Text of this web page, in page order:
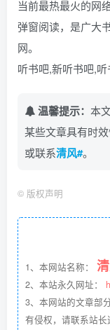
当前最热最火的网
弹窗阅读，是广大
网。
听书吧,新听书吧,
温馨提示： 本
某些文章具有时
或联系清风#。
© 版权声明
1、本网站名称：
2、本站永久网址：
3、本网站的文章部
有侵权，请联系站长